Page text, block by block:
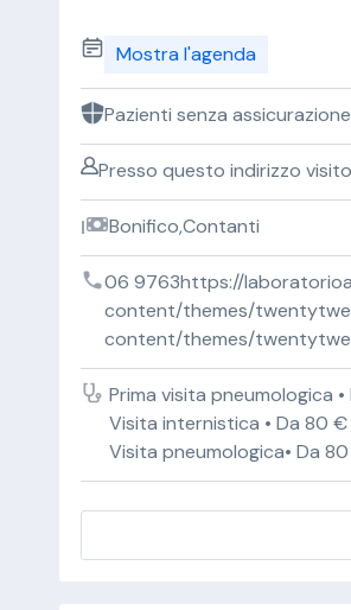
Mostra l'agenda
Pazienti senza
Presso questo indirizzo
Bonifico,Contanti
06 9763https://
content/themes/
content/themes/
Prima visita pneumologica
Visita internistica • Da 80 €
Visita pneumologica• Da